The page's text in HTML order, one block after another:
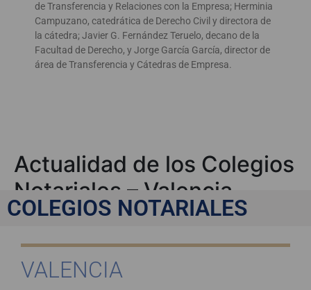
de Transferencia y Relaciones con la Empresa; Herminia
Campuzano, catedrática de Derecho Civil y directora de
la cátedra; Javier G. Fernández Teruelo, decano de la
Facultad de Derecho, y Jorge García García, director de
área de Transferencia y Cátedras de Empresa.
Actualidad de los Colegios
Notariales – Valencia
COLEGIOS NOTARIALES
VALENCIA